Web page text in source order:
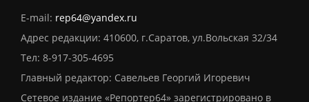
E-mail: rep64@yandex.ru
Адрес редакции: 410600, г.Саратов, ул.Вольская 32/34
Тел: 8-917-305-4695
Главный редактор: Савельев Георгий Игоревич
Сетевое издание «Репортер64» зарегистрировано в